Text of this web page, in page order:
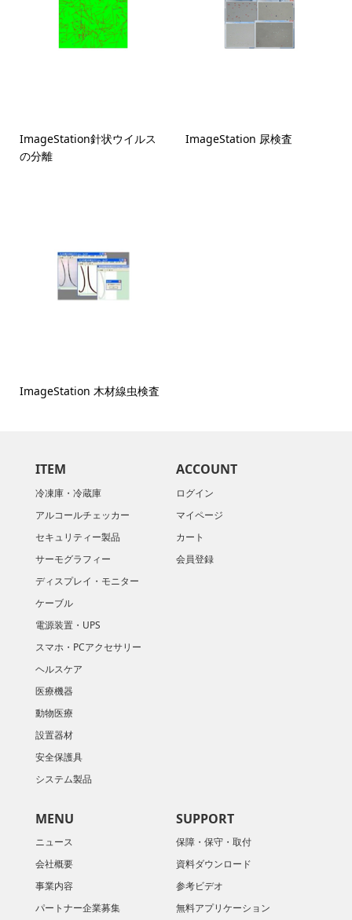
ImageStation針状ウイルス
の分離
ImageStation 尿検査
ImageStation 木材線虫検査
ITEM
冷凍庫・冷蔵庫
アルコールチェッカー
セキュリティー製品
サーモグラフィー
ディスプレイ・モニター
ケーブル
電源装置・UPS
スマホ・PCアクセサリー
ヘルスケア
医療機器
動物医療
設置器材
安全保護具
システム製品
ACCOUNT
ログイン
マイページ
カート
会員登録
MENU
ニュース
会社概要
​事業内容
パートナー企業募集
SUPPORT
保障・保守・取付
資料ダウンロード
参考ビデオ
無料アプリケーション